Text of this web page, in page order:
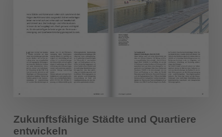
Zukunftsfähige Städte und Quartiere
entwickeln